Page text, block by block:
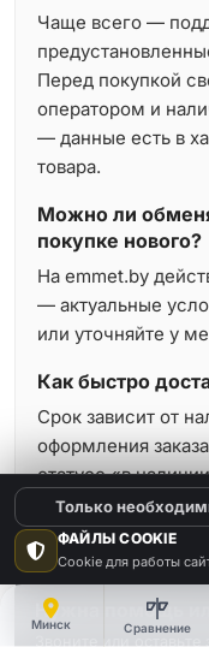
Минск Сравнение
Чаще всего —
Перед покупкой
оператором и
— данные есть в
товара.
Можно ли
покупке нового?
На emmet.by
— актуальные
или уточняйте у
Как быстро
Срок зависит от
оформления
статусе «в
минимальное
Нужна помощь
ФАЙЛЫ COOKIE
Cookie для работы
Только